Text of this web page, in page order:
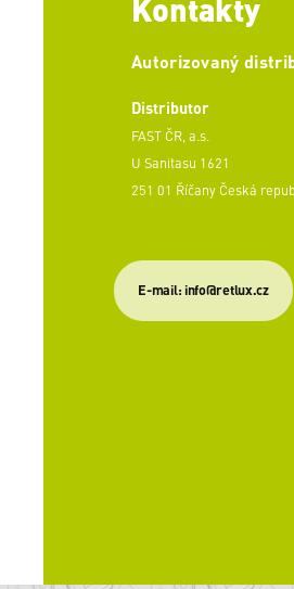
Kontakty
Autorizovaný
Distributor
FAST ČR, a.s.
U Sanitasu 1621
251 01 Říčany Česká
E-mail: info@retlux.cz